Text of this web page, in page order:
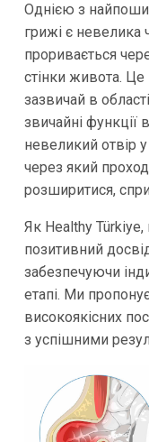
Однією з
грижі є
проривається
стінки живота. Це
зазвичай в
звичайні функції
невеликий отвір у
через який
розширитися,
Як Healthy
позитивний досвід
забезпечуючи
етапі. Ми
високоякісних
з успішними